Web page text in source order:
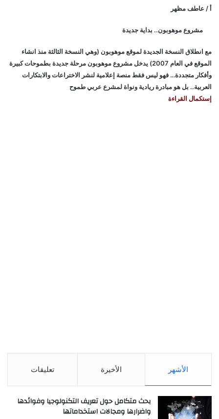
أ / عاطف مظهر
مشروع موهوبون.. بداية جديدة
مع انطلاق النسخة الجديدة لموقع موهوبون (وهي النسخة الثالثة منذ انشاء
الموقع في العام 2007) يدخل مشروع موهوبون مرحلة جديدة بطموحات كبيرة
وأفكار متجددة… فهو ليس فقط منصة إعلامية لنشر الاختراعات والابتكارات
العربية.. بل هو مبادرة ريادية ونواة لمشرع عربي طموح
إستكمال القراءة
الأشهر الأخيرة تعليقات
بحث متكامل حول تعريف التكنولوجيا وفوائدها
واضرارها ومجالات استخداماتها